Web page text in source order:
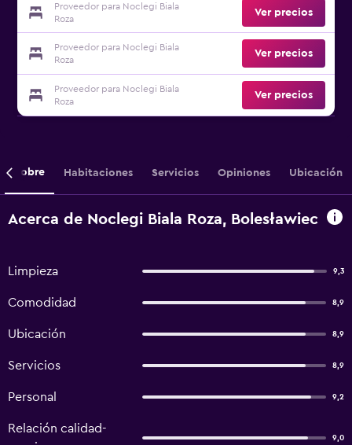
Proveedor para Noclegi Biala
Roza
Ver precios
Proveedor para Noclegi Biala
Roza
Ver precios
Proveedor para Noclegi Biala
Roza
Ver precios
Sobre Habitaciones Servicios Opiniones Ubicación
Acerca de Noclegi Biala Roza, Bolesławiec
Limpieza 9,3
Comodidad 8,9
Ubicación 8,9
Servicios 8,9
Personal 9,2
Relación calidad-
9,0